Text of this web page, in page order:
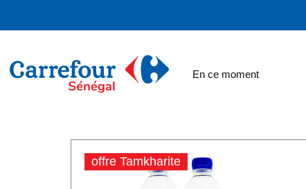
En ce moment
offre Tamkharite